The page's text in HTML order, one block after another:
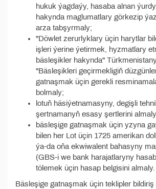
hukuk ýagdaýy, hasaba alnan
hakynda maglumatlary görkezip
arza tabşyrmaly;
"Döwlet zerurlyklary üçin harytlar
işleri ýerine ýetirmek, hyzmatlary
bäsleşikler hakynda"
"Bäsleşikleri geçirmekligiň
gatnaşmak üçin gerekli
bolmaly;
lotuň häsiýetnamasyny, degişli
şertnamanyň esasy şertlerini
bäsleşige gatnaşmak üçin yzyna
bilen her Lot üçin 1725 amerikan
ýa-da oňa ekwiwalent bahasyny
(GBS-i we bank harajatlaryny
tölemek üçin hasap belgisini almaly.
Bäsleşige gatnaşmak üçin teklipler bildiriş